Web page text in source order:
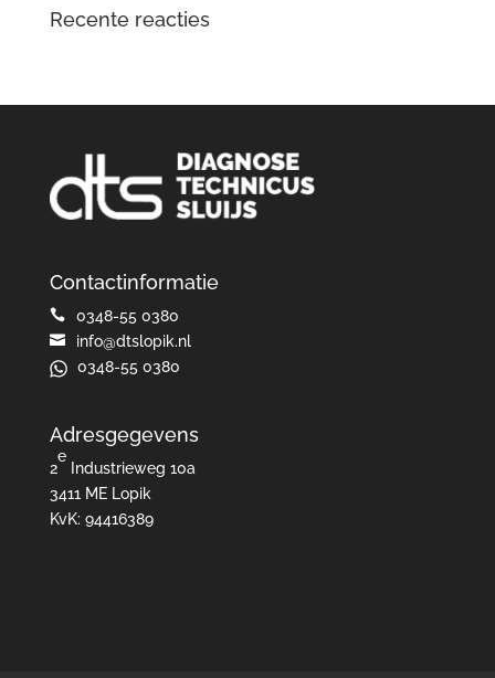
Recente reacties
Contactinformatie
 0348-55 0380

info@dtslopik.nl
0348-55 0380
Adresgegevens
2
e
Industrieweg 10a
3411 ME Lopik
KvK: 94416389